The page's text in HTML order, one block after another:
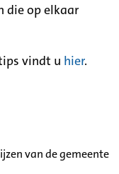
die op elkaar
vindt u hier.
van de gemeente